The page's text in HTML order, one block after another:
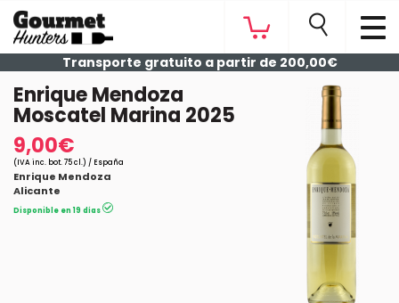
Transporte gratuito a partir de 200,00€
Enrique Mendoza
Moscatel Marina 2025
9,00€
(IVA inc. bot. 75 cl.) / España
Enrique Mendoza
Alicante
Disponible en 19 días